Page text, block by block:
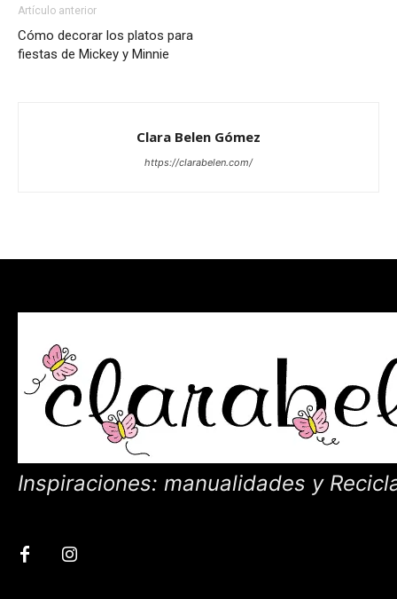
Artículo anterior
Cómo decorar los platos para
fiestas de Mickey y Minnie
Clara Belen Gómez
https://clarabelen.com/
Inspiraciones: manualidades y